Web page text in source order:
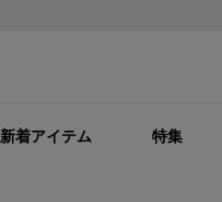
新着アイテム 特集